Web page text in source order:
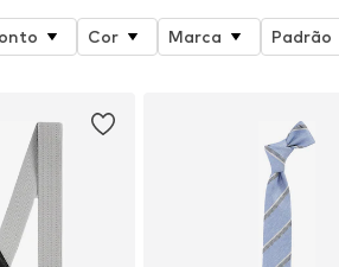
Cor Marca Padrão